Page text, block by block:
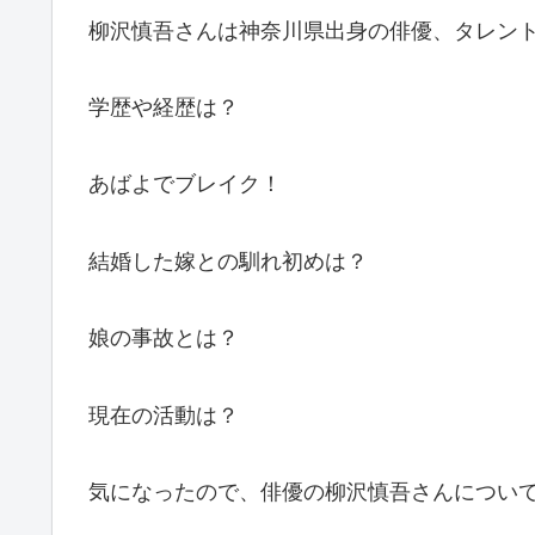
柳沢慎吾さんは神奈川県出身の俳優、タレント
学歴や経歴は？
あばよでブレイク！
結婚した嫁との馴れ初めは？
娘の事故とは？
現在の活動は？
気になったので、俳優の柳沢慎吾さんについ